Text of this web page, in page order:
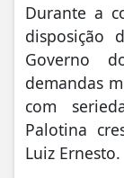
Durante a
disposição
Governo
demandas
com
Palotina
Luiz Ernesto.